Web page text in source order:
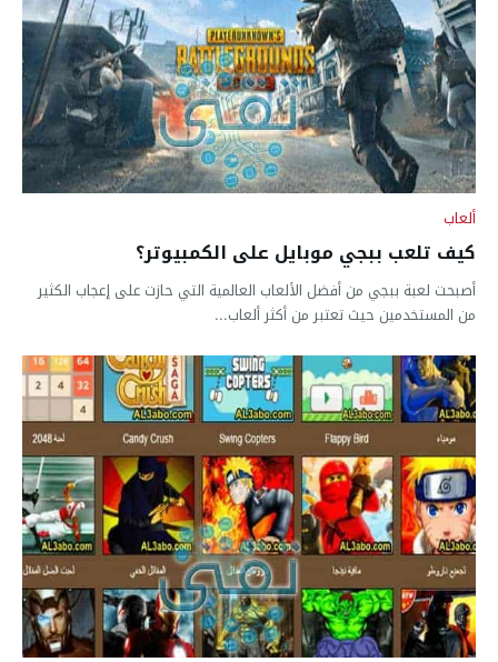
ألعاب
كيف تلعب ببجي موبايل على الكمبيوتر؟
أصبحت لعبة ببجي من أفضل الألعاب العالمية التي حازت على إعجاب الكثير
من المستخدمين حيث تعتبر من أكثر ألعاب...